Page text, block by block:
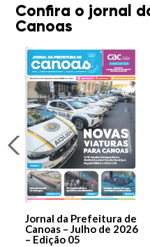
Confira o jornal
Canoas
Jornal da Prefeitura de
Canoas – Julho de 2026
– Edição 05